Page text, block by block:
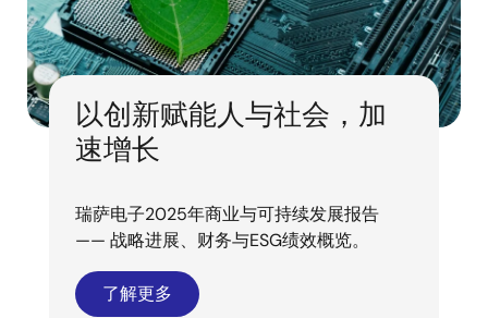
以创新赋能人与社会，加
速增长
瑞萨电子2025年商业与可持续发展报告
—— 战略进展、财务与ESG绩效概览。
了解更多